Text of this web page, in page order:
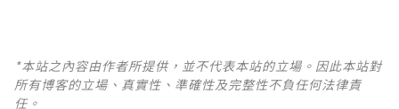
*本站之內容由作者所提供，並不代表本站的立場。因此本站對
所有博客的立場、真實性、準確性及完整性不負任何法律責
任。